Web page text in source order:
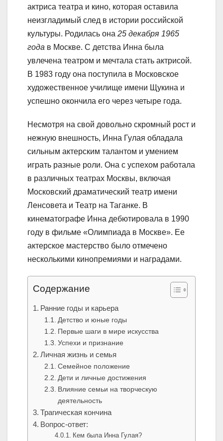
актриса театра и кино, которая оставила
неизгладимый след в истории российской
культуры. Родилась она 25 декабря 1965
года в Москве. С детства Инна была
увлечена театром и мечтала стать актрисой.
В 1983 году она поступила в Московское
художественное училище имени Щукина и
успешно окончила его через четыре года.
Несмотря на свой довольно скромный рост и
нежную внешность, Инна Гулая обладала
сильным актерским талантом и умением
играть разные роли. Она с успехом работала
в различных театрах Москвы, включая
Московский драматический театр имени
Ленсовета и Театр на Таганке. В
кинематографе Инна дебютировала в 1990
году в фильме «Олимпиада в Москве». Ее
актерское мастерство было отмечено
несколькими кинопремиями и наградами.
Содержание
Ранние годы и карьера
Детство и юные годы
Первые шаги в мире искусства
Успехи и признание
Личная жизнь и семья
Семейное положение
Дети и личные достижения
Влияние семьи на творческую
деятельность
Трагическая кончина
Вопрос-ответ:
Кем была Инна Гулая?